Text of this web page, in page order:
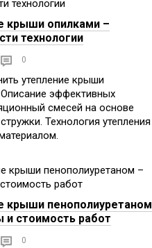
крыши опилками –
технологии
0
утепление крыши
эффективных
смесей на основе
Технология утепления
крыши пенополиуретаном
и стоимость работ
0